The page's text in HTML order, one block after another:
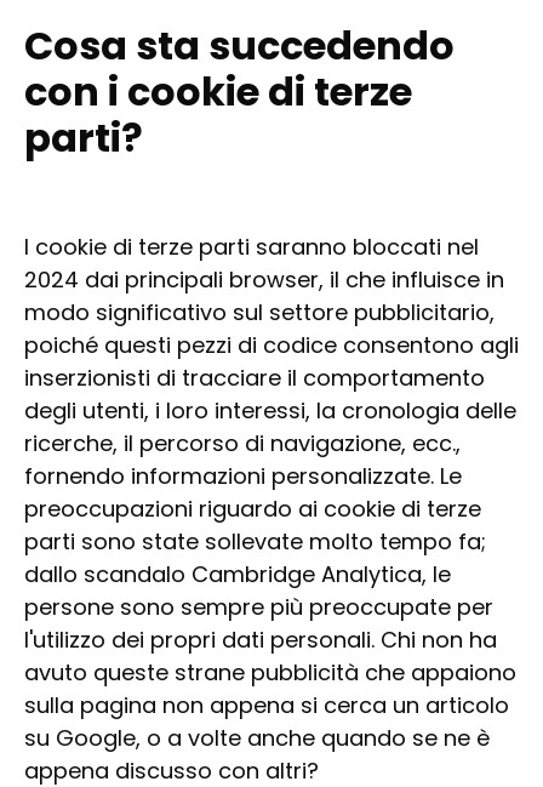
Cosa sta succedendo
con i cookie di terze
parti?
I cookie di terze parti saranno bloccati nel
2024 dai principali browser, il che influisce in
modo significativo sul settore pubblicitario,
poiché questi pezzi di codice consentono agli
inserzionisti di tracciare il comportamento
degli utenti, i loro interessi, la cronologia delle
ricerche, il percorso di navigazione, ecc.,
fornendo informazioni personalizzate. Le
preoccupazioni riguardo ai cookie di terze
parti sono state sollevate molto tempo fa;
dallo scandalo Cambridge Analytica, le
persone sono sempre più preoccupate per
l'utilizzo dei propri dati personali. Chi non ha
avuto queste strane pubblicità che appaiono
sulla pagina non appena si cerca un articolo
su Google, o a volte anche quando se ne è
appena discusso con altri?